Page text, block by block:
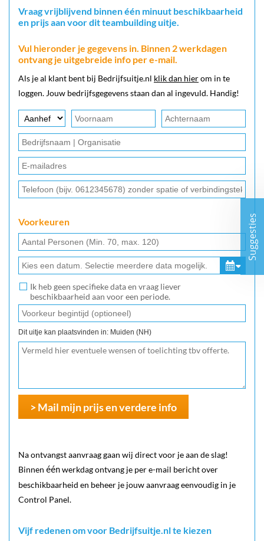
Vraag vrijblijvend binnen één minuut beschikbaarheid
en prijs aan voor dit teambuilding uitje.
Vul hieronder je gegevens in. Binnen 2 werkdagen
ontvang je uitgebreide info per e-mail.
Als je al klant bent bij Bedrijfsuitje.nl klik dan hierom in te
loggen. Jouw bedrijfsgegevens staan dan al ingevuld. Handig!
Voorkeuren
Ik heb geen specifieke data en vraag liever
beschikbaarheid aan voor een periode.
Dit uitje kan plaatsvinden in: Muiden (NH)
> Mail mijn prijs en verdere info
Na ontvangst aanvraag gaan wij direct voor je aan de slag!
Binnen éénwerkdag ontvang je per e-mail bericht over
beschikbaarheid en beheer je jouw aanvraag eenvoudig in je
Control Panel.
Vijf redenen om voor Bedrijfsuitje.nl te kiezen
Suggesties